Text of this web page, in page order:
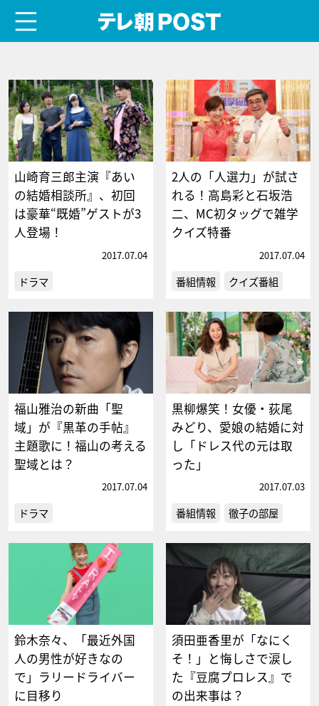
山崎育三郎主演『あい
の結婚相談所』、初回
は豪華“既婚”ゲストが3
人登場！
2017.07.04
ドラマ
2人の「人選力」が試さ
れる！高島彩と石坂浩
二、MC初タッグで雑学
クイズ特番
2017.07.04
番組情報 クイズ番組
福山雅治の新曲「聖
域」が『黒革の手帖』
主題歌に！福山の考える
聖域とは？
2017.07.04
ドラマ
黒柳爆笑！女優・荻尾
みどり、愛娘の結婚に対
し「ドレス代の元は取
った」
2017.07.03
番組情報 徹子の部屋
鈴木奈々、「最近外国
人の男性が好きなの
で」ラリードライバー
に目移り
須田亜香里が「なにく
そ！」と悔しさで涙し
た『豆腐プロレス』で
の出来事は？